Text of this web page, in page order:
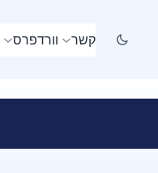
וורדפרס קשר